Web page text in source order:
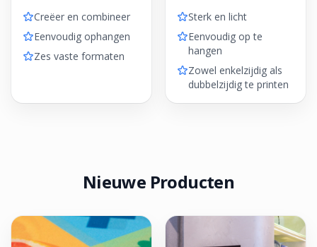
Creëer en combineer
Eenvoudig ophangen
Zes vaste formaten
Sterk en licht
Eenvoudig op te
hangen
Zowel enkelzijdig als
dubbelzijdig te printen
Nieuwe Producten